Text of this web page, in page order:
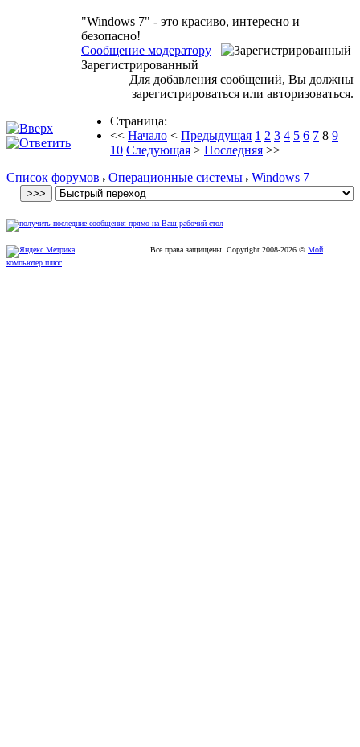
"Windows 7" - это красиво, интересно и
безопасно!
Сообщение модератору
Зарегистрированный
Для добавления сообщений, Вы должны
зарегистрироваться или авторизоваться.
Страница:
<< Начало < Предыдущая 1 2 3 4 5 6 7 8 9
10 Следующая > Последняя >>
Список форумов
Операционные системы Windows 7
Все права защищены. Copyright 2008-2026 © Мой
компьютер плюс